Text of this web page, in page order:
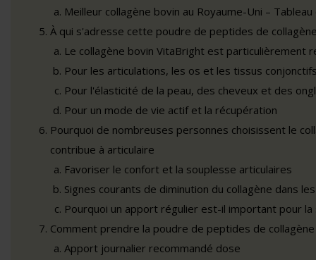
Meilleur collagène bovin au Royaume-Uni –
À qui s'adresse cette poudre de peptides de
Le collagène bovin VitaBright est particulièrement
Pour les articulations, les os et les tissus
Pour l'élasticité de la peau, des cheveux et des
Pour un mode de vie actif et la récupération
Pourquoi de nombreuses personnes choisissent le
contribue à articulaire
Favoriser le confort et la souplesse articulaires
Signes courants de diminution du collagène dans
Pourquoi un apport régulier est-il important pour la
Comment prendre la poudre de peptides de
Apport journalier recommandé dose